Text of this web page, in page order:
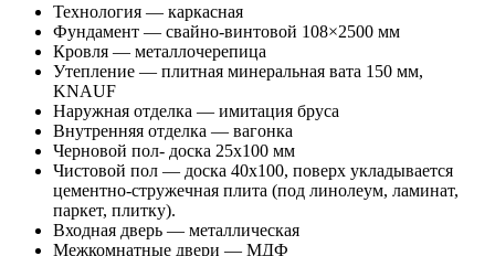
Технология — каркасная
Фундамент — свайно-винтовой 108×2500 мм
Кровля — металлочерепица
Утепление — плитная минеральная вата 150 мм,
KNAUF
Наружная отделка — имитация бруса
Внутренняя отделка — вагонка
Черновой пол- доска 25х100 мм
Чистовой пол — доска 40х100, поверх укладывается
цементно-стружечная плита (под линолеум, ламинат,
паркет, плитку).
Входная дверь — металлическая
Межкомнатные двери — МДФ